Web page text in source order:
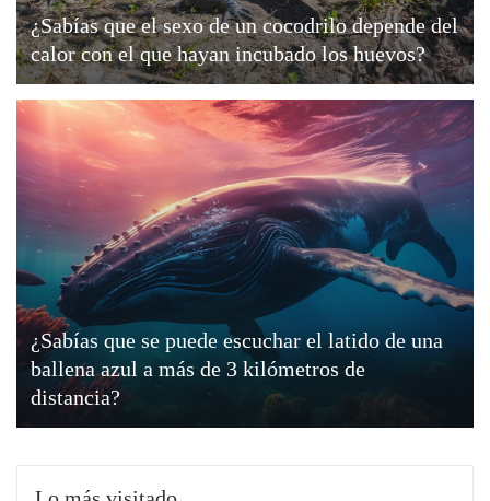
¿Sabías que el sexo de un cocodrilo depende del
calor con el que hayan incubado los huevos?
¿Sabías que se puede escuchar el latido de una
ballena azul a más de 3 kilómetros de
distancia?